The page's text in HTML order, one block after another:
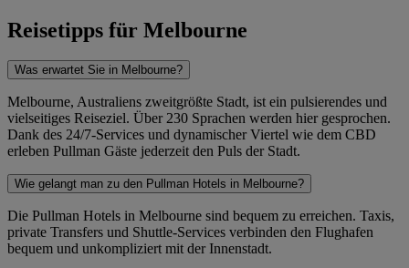
Reisetipps für Melbourne
Was erwartet Sie in Melbourne?
Melbourne, Australiens zweitgrößte Stadt, ist ein pulsierendes und
vielseitiges Reiseziel. Über 230 Sprachen werden hier gesprochen.
Dank des 24/7-Services und dynamischer Viertel wie dem CBD
erleben Pullman Gäste jederzeit den Puls der Stadt.
Wie gelangt man zu den Pullman Hotels in Melbourne?
Die Pullman Hotels in Melbourne sind bequem zu erreichen. Taxis,
private Transfers und Shuttle-Services verbinden den Flughafen
bequem und unkompliziert mit der Innenstadt.